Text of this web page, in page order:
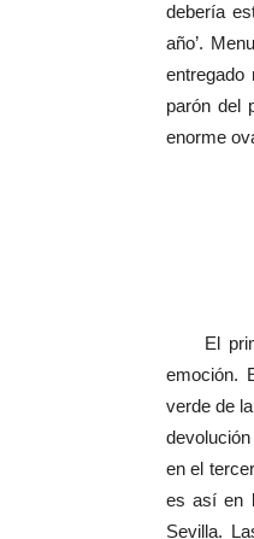
debería
año’.
entregado
parón del
enorme
El
emoción.
verde de
en el
es así en
Sevilla.